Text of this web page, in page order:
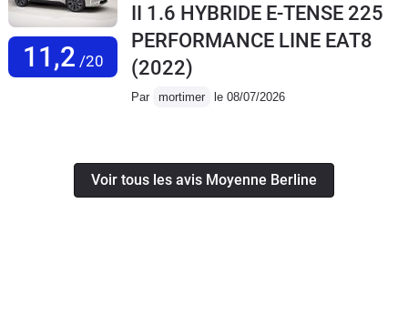
11,2 /20
II 1.6 HYBRIDE E-TENSE 225
PERFORMANCE LINE EAT8
(2022)
Par mortimer le 08/07/2026
Voir tous les avis Moyenne Berline